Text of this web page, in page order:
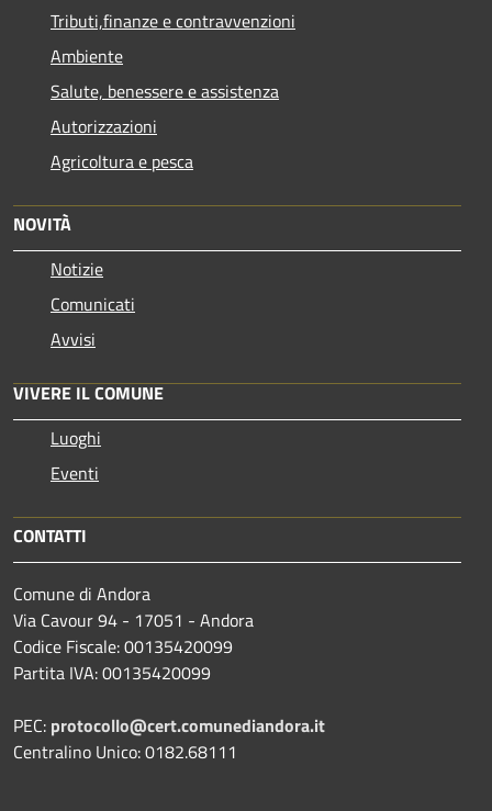
Tributi,finanze e contravvenzioni
Ambiente
Salute, benessere e assistenza
Autorizzazioni
Agricoltura e pesca
NOVITÀ
Notizie
Comunicati
Avvisi
VIVERE IL COMUNE
Luoghi
Eventi
CONTATTI
Comune di Andora
Via Cavour 94 - 17051 - Andora
Codice Fiscale: 00135420099
Partita IVA: 00135420099
PEC: protocollo@cert.comunediandora.it
Centralino Unico: 0182.68111